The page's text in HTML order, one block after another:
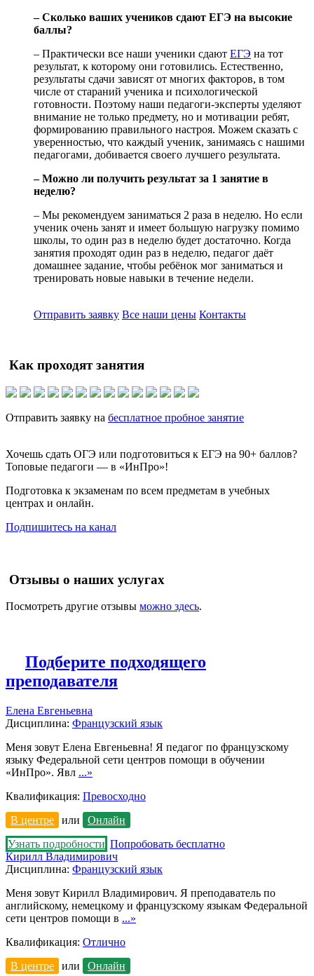
– Сколько ваших учеников сдают ЕГЭ на высокие
баллы?
– Практически все наши ученики сдают ЕГЭ на тот
результат, к которому они готовились. Естественно,
результаты сдачи зависят от многих факторов, в том
числе от стараний ученика и психологической
готовности. Поэтому наши педагоги-эксперты уделяют
внимание не только предмету, но и мотивации ребят,
формированию правильного настроя. Можем сказать с
уверенностью, что каждый ученик, занимаясь с нашими
педагогами, добивается своего лучшего результата.
– Можно ли получить результат за 1 занятие в
неделю?
– Мы рекомендуем заниматься 2 раза в неделю. Но если
ученик очень занят и имеет большую нагрузку помимо
школы, то один раз в неделю будет достаточно. Когда
занятия проходят один раз в неделю, педагог даёт
домашнее задание, чтобы ребёнок мог заниматься и
тренировать новые навыки в течение недели.
Отправить заявку Все наши цены Контакты
Как проходят занятия
Отправить заявку на бесплатное пробное занятие
Хочешь сдать ОГЭ или подготовиться к ЕГЭ на 90+ баллов?
Топовые педагоги — в «ИнПро»!
Подготовка к экзаменам по всем предметам в учебных
центрах и онлайн.
Подпишитесь на канал
Отзывы о наших услугах
Посмотреть другие отзывы можно здесь.
Подберите подходящего
преподавателя
Елена Евгеньевна
Дисциплина: Французский язык
Меня зовут Елена Евгеньевна! Я педагог по французскому
языку Федеральной сети центров помощи в обучении
«ИнПро». Явл ...»
Квалификация: Превосходно
В центре
или
Онлайн
Узнать подробности Попробовать бесплатно
Кирилл Владимирович
Дисциплина: Французский язык
Меня зовут Кирилл Владимирович. Я преподаватель по
английскому, немецкому и французскому языкам Федеральной
сети центров помощи в ...»
Квалификация: Отлично
В центре
или Онлайн